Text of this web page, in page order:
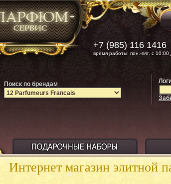
Интернет магазин
+7 (985) 116 1416
время работы: пон.-пят. с 10:00
Поиск по брендам